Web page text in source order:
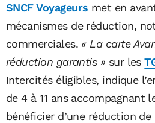
SNCF Voyageurs met en
mécanismes de réduction,
commerciales. « La carte
réduction garantis » sur les
Intercités éligibles, indique
de 4 à 11 ans accompagnant
bénéficier d’une réduction